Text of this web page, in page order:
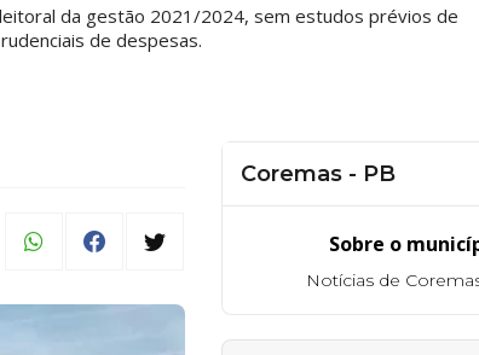
da gestão 2021/2024, sem estudos prévios de
de despesas.
Coremas - PB
Sobre o
Notícias de